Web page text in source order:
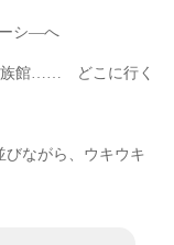
シ―へ
族館…… どこに行く
ながら、ウキウキ